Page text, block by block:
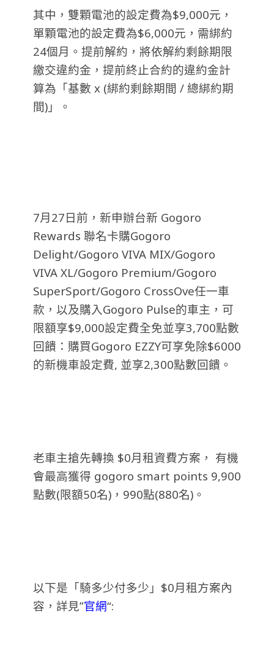
其中，雙顆電池的設定費為$9,000元，
單顆電池的設定費為$6,000元，需綁約
24個月。提前解約，將依解約剩餘期限
繳交違約金，提前終止合約的違約金計
算為「基數 x (綁約剩餘期間 / 總綁約期
間)」
。
7月27日前，新申辦台新 Gogoro
Rewards 聯名卡購Gogoro
Delight/Gogoro VIVA MIX/Gogoro
VIVA XL/Gogoro Premium/Gogoro
SuperSport/Gogoro CrossOve任一車
款，以及購入Gogoro Pulse的車主，可
限額享$9,000設定費全免並享3,700點數
回饋：購買Gogoro EZZY可享免除$6000
的新機車設定費, 並享2,300點數回饋。
老車主搶先轉換 $0月租資費方案， 有機
會最高獲得 gogoro smart points 9,900
點數(限額50名)，990點(880名)。
以下是「騎多少付多少」$0月租方案內
容，詳見”官網“: